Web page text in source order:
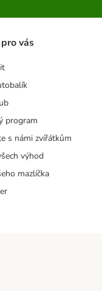
vás
program
s námi zvířátkům
výhod
mazlíčka